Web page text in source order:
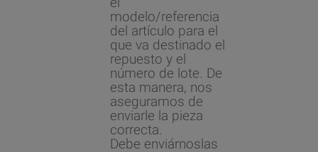
modelo/referencia
del artículo para el
que va destinado el
repuesto y el
número de lote. De
esta manera, nos
aseguramos de
enviarle la pieza
correcta.
Debe enviárnoslas